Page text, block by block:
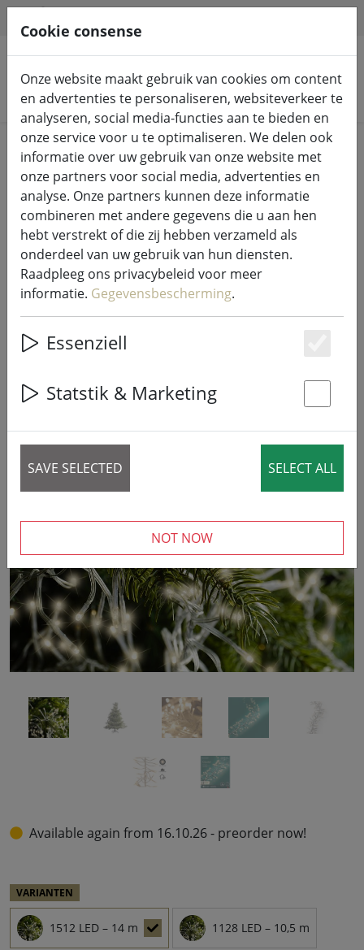
Zoek producten
Home Sprookjesverlichting Verlichte decoratie
Kaemingk Lumineo tros
sprookjesverlichting 1512 LED
warm wit buiten 14 m transparant
‹ ›
Available again from 16.10.26 - preorder now!
VARIANTEN
1512 LED – 14 m 1128 LED – 10,5 m
Cookie consense
Onze website maakt gebruik van cookies om content
en advertenties te personaliseren, websiteverkeer te
analyseren, social media-functies aan te bieden en
onze service voor u te optimaliseren. We delen ook
informatie over uw gebruik van onze website met
onze partners voor social media, advertenties en
analyse. Onze partners kunnen deze informatie
combineren met andere gegevens die u aan hen
hebt verstrekt of die zij hebben verzameld als
onderdeel van uw gebruik van hun diensten.
Raadpleeg ons privacybeleid voor meer
informatie. Gegevensbescherming.
Essenziell
Statstik & Marketing
SAVE SELECTED SELECT ALL
NOT NOW